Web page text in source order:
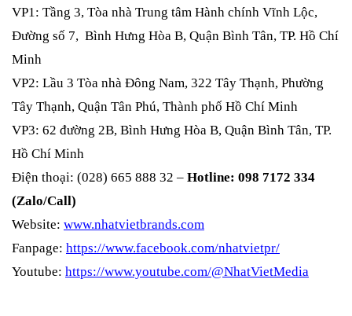
VP1: Tầng 3, Tòa nhà Trung tâm Hành chính Vĩnh Lộc,
Đường số 7, Bình Hưng Hòa B, Quận Bình Tân, TP. Hồ Chí
Minh
VP2: Lầu 3 Tòa nhà Đông Nam, 322 Tây Thạnh, Phường
Tây Thạnh, Quận Tân Phú, Thành phố Hồ Chí Minh
VP3: 62 đường 2B, Bình Hưng Hòa B, Quận Bình Tân, TP.
Hồ Chí Minh
Điện thoại: (028) 665 888 32 – Hotline: 098 7172 334
(Zalo/Call)
Website: www.nhatvietbrands.com
Fanpage: https://www.facebook.com/nhatvietpr/
Youtube: https://www.youtube.com/@NhatVietMedia